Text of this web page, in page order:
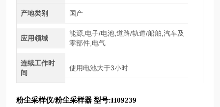
产地类别 国产
应用领域
能源,电子/电池,道路/轨道/船舶,汽车及
零部件,电气
连续工作时
间
使用电池大于3小时
粉尘采样仪/粉尘采样器 型号:H09239